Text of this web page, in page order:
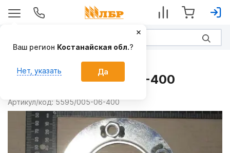
Крышка 5595/005-06-400
Артикул/код: 5595/005-06-400
Ваш регион Костанайская обл.?
Нет, указать Да